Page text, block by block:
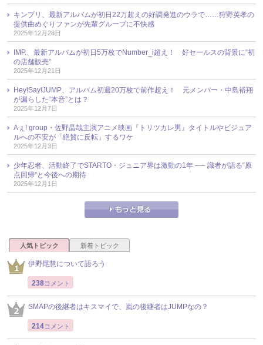
キンプリ、最新アルバムが初日22万超えの好調発進のウラで……狩野英孝の
提供曲めぐりファンが先輩グループに不快感
2025年12月28日
IMP.、最新アルバムが初日5万枚でNumber_i超え！ 好セールスの背景に“初
の店舗販売”
2025年12月21日
Hey!Say!JUMP、アルバム初週20万枚で前作超え！ 元メンバー・中島裕翔
が漏らした“本音”とは？
2025年12月7日
Aぇ! group・佐野晶哉主演アニメ映画『トリツカレ男』タイトルやビジュア
ルへの不安が「絶賛に反転」するワケ
2025年12月3日
少年忍者、活動終了でSTARTO・ジュニア界は激動の1年 ── 識者が語る“原
点回帰”と今後への期待
2025年12月1日
人気トピック 新着トピック
伊野尾慧について語ろう
238コメント
SMAPの後継者はキスマイで、嵐の後継者はJUMPなの？
214コメント